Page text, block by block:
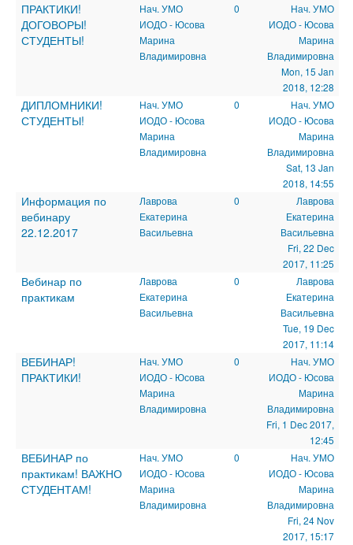
ПРАКТИКИ!
ДОГОВОРЫ!
СТУДЕНТЫ!
Нач. УМО
ИОДО - Юсова
Марина
Владимировна
0
Нач. УМО
ИОДО - Юсова
Марина
Владимировна
Mon, 15 Jan
2018, 12:28
ДИПЛОМНИКИ!
СТУДЕНТЫ!
Нач. УМО
ИОДО - Юсова
Марина
Владимировна
0
Нач. УМО
ИОДО - Юсова
Марина
Владимировна
Sat, 13 Jan
2018, 14:55
Информация по
вебинару
22.12.2017
Лаврова
Екатерина
Васильевна
0
Лаврова
Екатерина
Васильевна
Fri, 22 Dec
2017, 11:25
Вебинар по
практикам
Лаврова
Екатерина
Васильевна
0
Лаврова
Екатерина
Васильевна
Tue, 19 Dec
2017, 11:14
ВЕБИНАР!
ПРАКТИКИ!
Нач. УМО
ИОДО - Юсова
Марина
Владимировна
0
Нач. УМО
ИОДО - Юсова
Марина
Владимировна
Fri, 1 Dec 2017,
12:45
ВЕБИНАР по
практикам! ВАЖНО
СТУДЕНТАМ!
Нач. УМО
ИОДО - Юсова
Марина
Владимировна
0
Нач. УМО
ИОДО - Юсова
Марина
Владимировна
Fri, 24 Nov
2017, 15:17